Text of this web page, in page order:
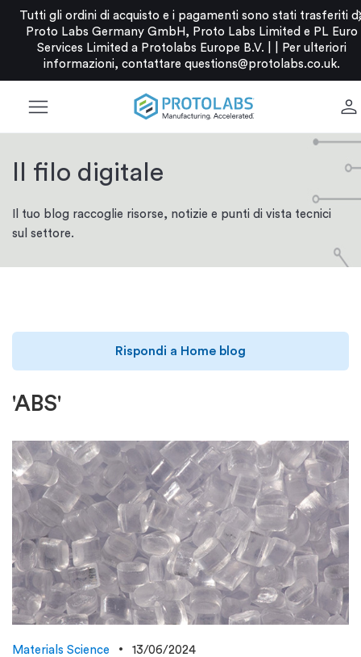
Tutti gli ordini di acquisto e i pagamenti sono stati trasferiti
Proto Labs Germany GmbH, Proto Labs Limited e PL Euro
Services Limited a Protolabs Europe B.V. |
Per ulteriori
informazioni, contattare questions@protolabs.co.uk.
menu person
Il filo digitale
Il tuo blog raccoglie risorse, notizie e punti di vista tecnici
sul settore.
'ABS'
Rispondi a Home blog
Materials Science 13/06/2024